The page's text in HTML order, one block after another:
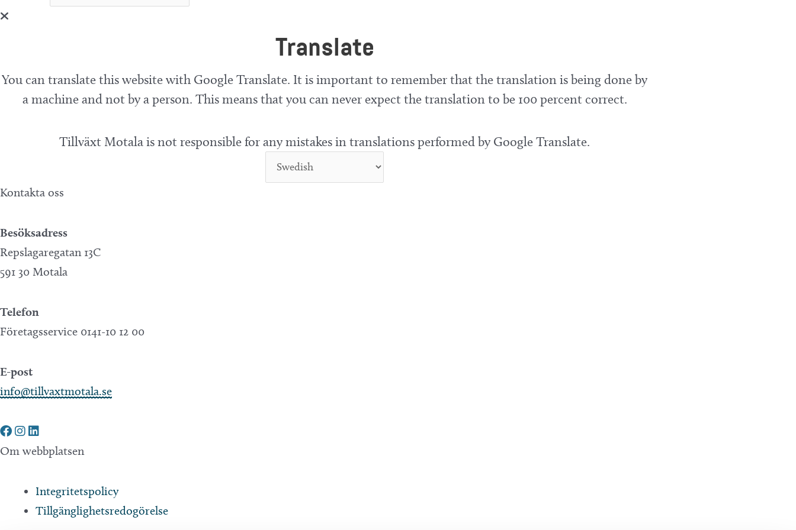
Translate
You can translate this website with Google Translate. It is important to remember that the translation is being done by
a machine and not by a person. This means that you can never expect the translation to be 100 percent correct.
Tillväxt Motala is not responsible for any mistakes in translations performed by Google Translate.
Kontakta oss
Besöksadress
Repslagaregatan 13C
591 30 Motala
Telefon
Företagsservice 0141-10 12 00
E-post
info@tillvaxtmotala.se
Om webbplatsen
Integritetspolicy
Tillgänglighetsredogörelse